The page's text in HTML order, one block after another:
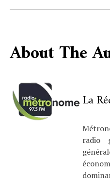
About The
La
radio